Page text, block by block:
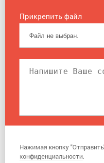
Прикрепить файл
Нажимая кнопку
конфиденциальности.